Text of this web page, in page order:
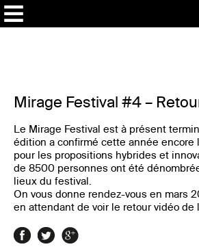
Mirage Festival #4 –
Le Mirage Festival est à présent
édition a confirmé cette année encore
pour les propositions hybrides et
de 8500 personnes ont été
lieux du festival.
On vous donne rendez-vous en mars
en attendant de voir le retour vidéo de